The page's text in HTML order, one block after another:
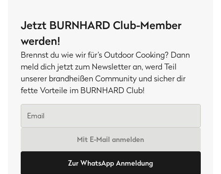
Jetzt BURNHARD Club-Member
werden!
Brennst du wie wir für’s Outdoor Cooking? Dann
meld dich jetzt zum Newsletter an, werd Teil
unserer brandheißen Community und sicher dir
fette Vorteile im BURNHARD Club!
Mit E-Mail anmelden
Zur WhatsApp Anmeldung